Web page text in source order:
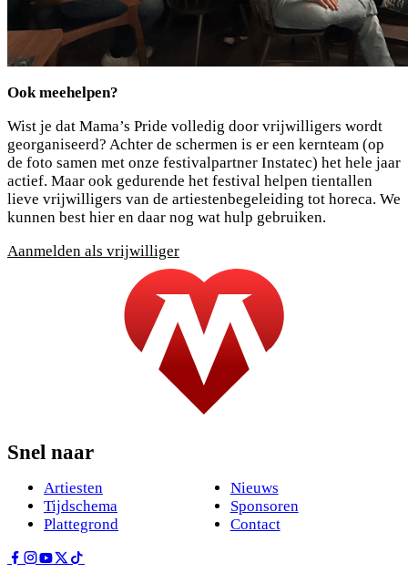
Ook meehelpen?
Wist je dat Mama’s Pride volledig door vrijwilligers wordt
georganiseerd? Achter de schermen is er een kernteam (op
de foto samen met onze festivalpartner Instatec) het hele jaar
actief. Maar ook gedurende het festival helpen tientallen
lieve vrijwilligers van de artiestenbegeleiding tot horeca. We
kunnen best hier en daar nog wat hulp gebruiken.
Aanmelden als vrijwilliger
Snel naar
Artiesten
Tijdschema
Plattegrond
Nieuws
Sponsoren
Contact